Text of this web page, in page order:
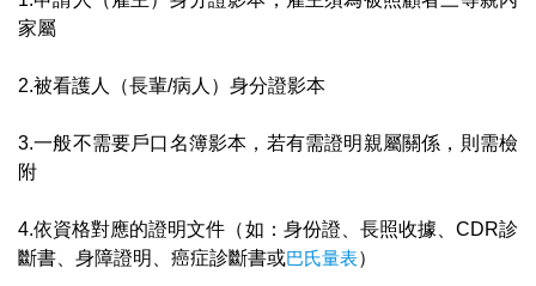
家屬
2.被看護人（長輩/病人）身分證影本
3.一般不需要戶口名簿影本，若有需證明親屬關係，則需檢
附
4.依資格對應的證明文件（如：身份證、長照收據、CDR診
斷書、身障證明、癌症診斷書或巴氏量表）